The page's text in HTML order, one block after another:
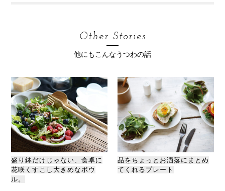
Other Stories
他にもこんなうつわの話
盛り鉢だけじゃない、食卓に
花咲くすこし大きめなボウ
ル。
品をちょっとお洒落にまとめ
てくれるプレート